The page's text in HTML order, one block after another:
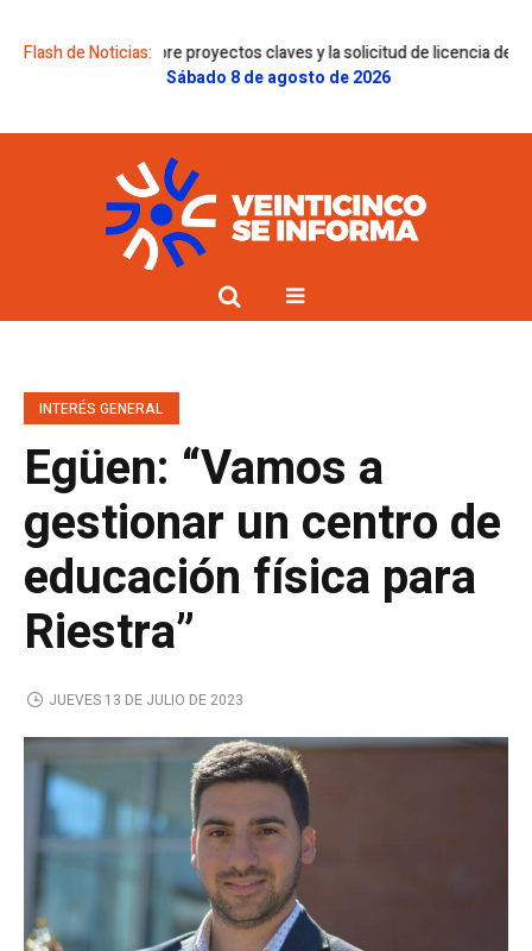
Flash de Noticias:
sobre proyectos claves y la solicitud de licencia de Gregorini
Sábado 8 de agosto de 2026
INTERÉS GENERAL
Egüen: “Vamos a
gestionar un centro de
educación física para
Riestra”
JUEVES 13 DE JULIO DE 2023